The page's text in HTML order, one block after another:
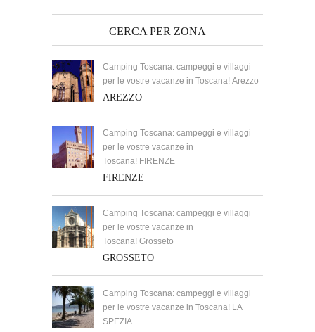
CERCA PER ZONA
Camping Toscana: campeggi e villaggi
per le vostre vacanze in Toscana! Arezzo
AREZZO
Camping Toscana: campeggi e villaggi
per le vostre vacanze in
Toscana! FIRENZE
FIRENZE
Camping Toscana: campeggi e villaggi
per le vostre vacanze in
Toscana! Grosseto
GROSSETO
Camping Toscana: campeggi e villaggi
per le vostre vacanze in Toscana! LA
SPEZIA